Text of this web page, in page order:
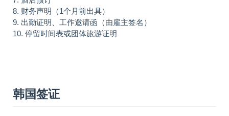
8. 财务声明（1个月前出具）
9. 出勤证明、工作邀请函（由雇主签名）
10. 停留时间表或团体旅游证明
韩国签证